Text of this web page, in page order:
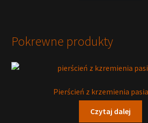
Pokrewne produkty
Pierścień z krzemienia
Czytaj dalej